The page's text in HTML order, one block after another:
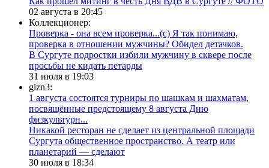
02 августа в 20:45
Коллекционер:
Проверка - она всем проверка...(с) Я так понимаю,
проверка в отношении мужчины? Обидел детачков.
В Сургуте подростки избили мужчину в сквере после
просьбы не кидать петарды
31 июля в 19:03
gizn3:
1 августа состоятся турниры по шашкам и шахматам,
посвящённые предстоящему 8 августа Дню
физкультурн...
​Никакой ресторан не сделает из центральной площади
Сургута общественное пространство. А театр или
планетарий — сделают
30 июля в 18:34